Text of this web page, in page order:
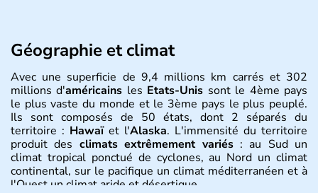
Géographie et climat
Avec une superficie de 9,4 millions km carrés et 302
millions d'américains les Etats-Unis sont le 4ème pays
le plus vaste du monde et le 3ème pays le plus peuplé.
Ils sont composés de 50 états, dont 2 séparés du
territoire : Hawaïet l'Alaska. L'immensité du territoire
produit des climats extrêmement variés: au Sud un
climat tropical ponctué de cyclones, au Nord un climat
continental, sur le pacifique un climat méditerranéen et à
l'Ouest un climat aride et désertique.